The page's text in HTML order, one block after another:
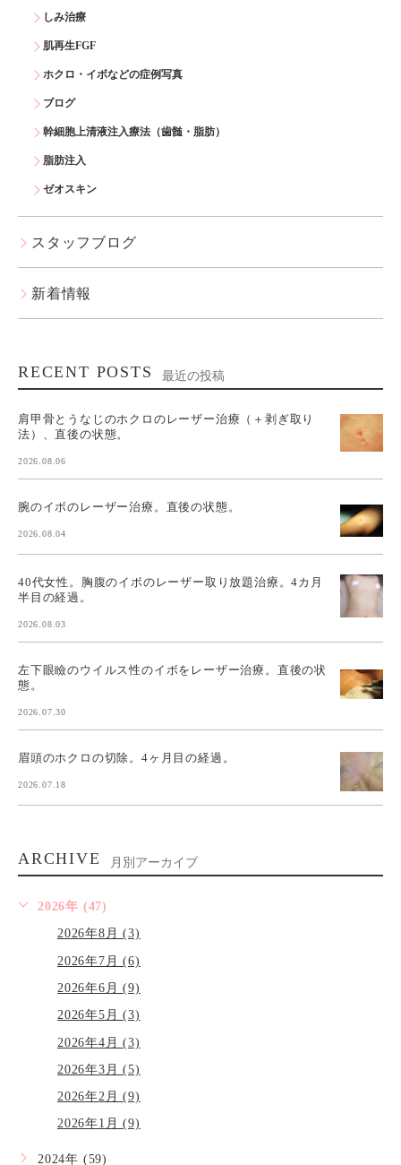
しみ治療
肌再生FGF
ホクロ・イボなどの症例写真
ブログ
幹細胞上清液注入療法（歯髄・脂肪）
脂肪注入
ゼオスキン
スタッフブログ
新着情報
RECENT POSTS 最近の投稿
肩甲骨とうなじのホクロのレーザー治療（＋剥ぎ取り
法）、直後の状態。
2026.08.06
腕のイボのレーザー治療。直後の状態。
2026.08.04
40代女性。胸腹のイボのレーザー取り放題治療。4カ月
半目の経過。
2026.08.03
左下眼瞼のウイルス性のイボをレーザー治療。直後の状
態。
2026.07.30
眉頭のホクロの切除。4ヶ月目の経過。
2026.07.18
ARCHIVE 月別アーカイブ
2026年 (47)
2026年8月 (3)
2026年7月 (6)
2026年6月 (9)
2026年5月 (3)
2026年4月 (3)
2026年3月 (5)
2026年2月 (9)
2026年1月 (9)
2024年 (59)